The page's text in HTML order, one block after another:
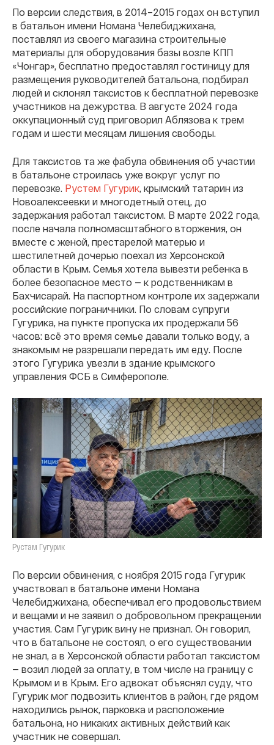
По версии следствия, в 2014–2015 годах он вступил
в батальон имени Номана Челебиджихана,
поставлял из своего магазина строительные
материалы для оборудования базы возле КПП
«Чонгар», бесплатно предоставлял гостиницу для
размещения руководителей батальона, подбирал
людей и склонял таксистов к бесплатной перевозке
участников на дежурства. В августе 2024 года
оккупационный суд приговорил Аблязова к трем
годам и шести месяцам лишения свободы.
Для таксистов та же фабула обвинения об участии
в батальоне строилась уже вокруг услуг по
перевозке. Рустем Гугурик , крымский татарин из
Новоалексеевки и многодетный отец, до
задержания работал таксистом. В марте 2022 года,
после начала полномасштабного вторжения, он
вместе с женой, престарелой матерью и
шестилетней дочерью поехал из Херсонской
области в Крым. Семья хотела вывезти ребенка в
более безопасное место — к родственникам в
Бахчисарай. На паспортном контроле их задержали
российские пограничники. По словам супруги
Гугурика, на пункте пропуска их продержали 56
часов: всё это время семье давали только воду, а
знакомым не разрешали передать им еду. После
этого Гугурика увезли в здание крымского
управления ФСБ в Симферополе.
Рустам Гугурик
По версии обвинения, с ноября 2015 года Гугурик
участвовал в батальоне имени Номана
Челебиджихана, обеспечивал его продовольствием
и вещами и не заявил о добровольном прекращении
участия. Сам Гугурик вину не признал. Он говорил,
что в батальоне не состоял, о его существовании
не знал, а в Херсонской области работал таксистом
— возил людей за оплату, в том числе на границу с
Крымом и в Крым. Его адвокат объяснял суду, что
Гугурик мог подвозить клиентов в район, где рядом
находились рынок, парковка и расположение
батальона, но никаких активных действий как
участник не совершал.